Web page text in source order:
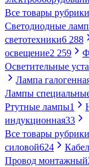
Все товары рубрики
Светодиодные
светотехники6 288
освещение2 259
Осветительные
Лампа
Лампы
Ртутные лампы1
индукционная33
Все товары рубрики
силовой624
Провод монтажный